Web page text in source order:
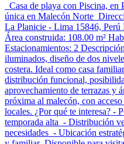
Casa de playa con Piscina,
única en Malecón Norte
La Planicie - Lima 15846, Perú
Área construida: 108.00 m²
Estacionamientos: 2
iluminados, diseño de dos
costera. Ideal como casa
distribución funcional,
aprovechamiento de terrazas y
próxima al malecón, con
locales. ¿Por qué te interesa? -
temporada alta - Distribución
necesidades - Ubicación